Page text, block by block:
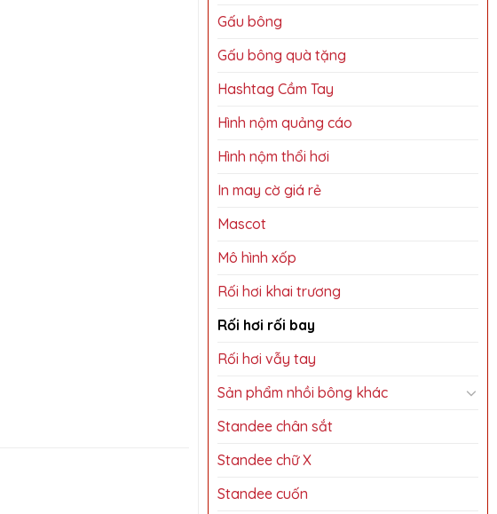
Gấu bông
Gấu bông quà tặng
Hashtag Cầm Tay
Hình nộm quảng cáo
Hình nộm thổi hơi
In may cờ giá rẻ
Mascot
Mô hình xốp
Rối hơi khai trương
Rối hơi rối bay
Rối hơi vẫy tay
Sản phẩm nhồi bông khác
Standee chân sắt
Standee chữ X
Standee cuốn